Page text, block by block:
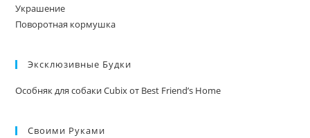
Украшение
Поворотная кормушка
Эксклюзивные Будки
Особняк для собаки Cubix от Best Friend’s Home
Своими Руками